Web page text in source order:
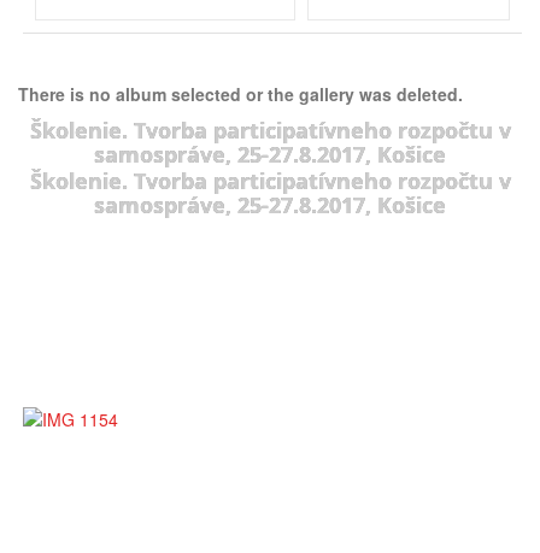
There is no album selected or the gallery was deleted.
Školenie. Tvorba participatívneho rozpočtu v
samospráve, 25-27.8.2017, Košice
Školenie. Tvorba participatívneho rozpočtu v
samospráve, 25-27.8.2017, Košice